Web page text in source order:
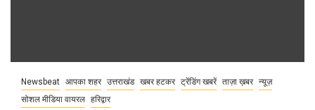
Newsbeat आपका शहर उत्तराखंड खबर हटकर ट्रेंडिंग खबरें ताज़ा ख़बर न्यूज़
सोशल मीडिया वायरल हरिद्वार